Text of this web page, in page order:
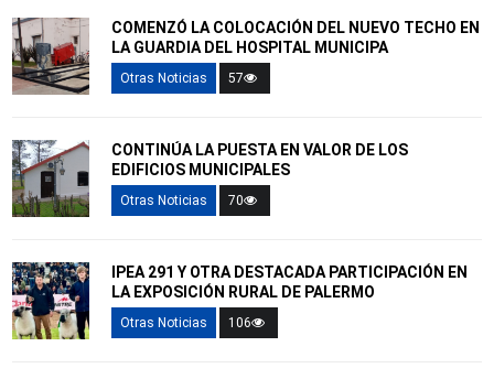
COMENZÓ LA COLOCACIÓN DEL NUEVO TECHO EN
LA GUARDIA DEL HOSPITAL MUNICIPA
Otras Noticias 57
CONTINÚA LA PUESTA EN VALOR DE LOS
EDIFICIOS MUNICIPALES
Otras Noticias 70
IPEA 291 Y OTRA DESTACADA PARTICIPACIÓN EN
LA EXPOSICIÓN RURAL DE PALERMO
Otras Noticias 106